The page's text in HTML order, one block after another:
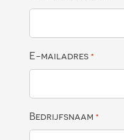
E-mailadres *
Bedrijfsnaam *